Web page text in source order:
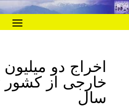
اخراج دو میلیون
خارجی از کشور
سال